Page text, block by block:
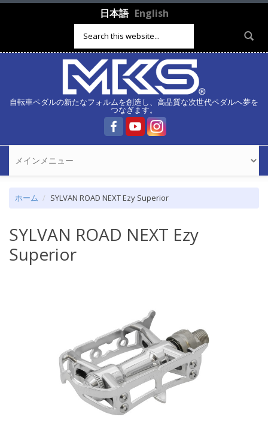
メインコンテンツに移動日本語 English
検索フォーム
自転車ペダルの新たなフォルムを創造し、高品質な次世代ペダルへ夢を
つなぎます。
ホーム SYLVAN ROAD NEXT Ezy Superior
SYLVAN ROAD NEXT Ezy
Superior